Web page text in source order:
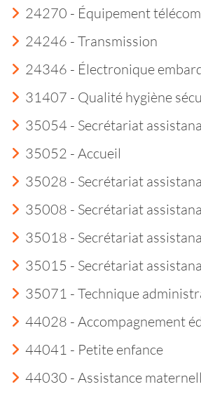
24270 - Équipement télécom
24246 - Transmission
24346 - Électronique
31407 - Qualité hygiène
35054 - Secrétariat
35052 - Accueil
35028 - Secrétariat
35008 - Secrétariat
35018 - Secrétariat
35015 - Secrétariat
35071 - Technique
44028 - Accompagnement
44041 - Petite enfance
44030 - Assistance